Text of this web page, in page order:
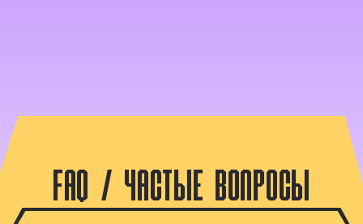
FAQ / ЧАСТЫЕ ВОПРОСЫ